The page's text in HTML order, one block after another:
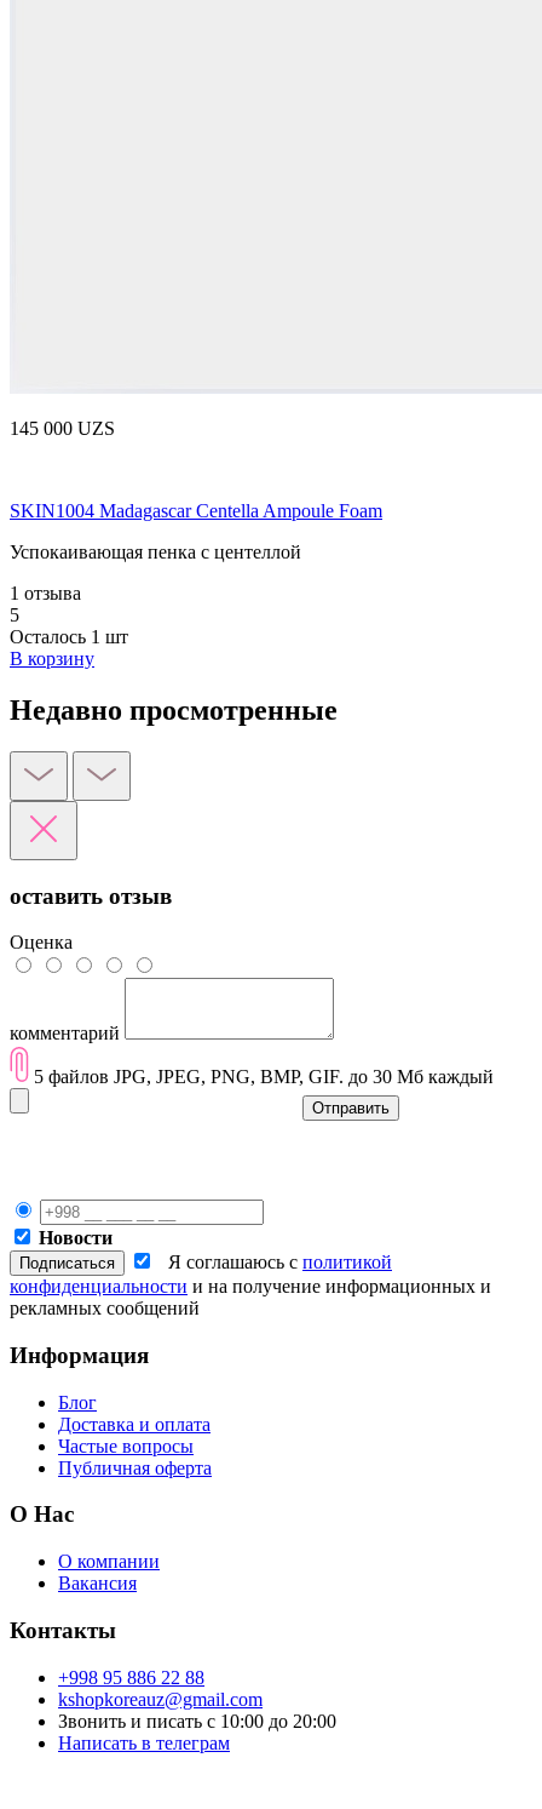
145 000 UZS
SKIN1004 Madagascar Centella Ampoule Foam
Успокаивающая пенка с центеллой
1 отзыва
5
Осталось 1 шт
В корзину
Недавно просмотренные
оставить отзыв
Оценка
комментарий
5 файлов JPG, JPEG, PNG, BMP, GIF. до 30 Мб каждый
Отправить
Новости
Я соглашаюсь с политикой
конфиденциальности и на получение информационных и
рекламных сообщений
Информация
Блог
Доставка и оплата
Частые вопросы
Публичная оферта
О Нас
О компании
Вакансия
Контакты
+998 95 886 22 88
kshopkoreauz@gmail.com
Звонить и писать с 10:00 до 20:00
Написать в телеграм